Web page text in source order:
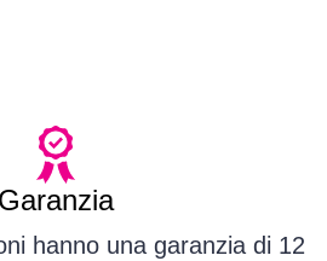
Garanzia
hanno una garanzia di 12